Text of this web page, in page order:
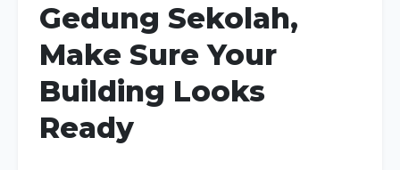
Gedung Sekolah,
Make Sure Your
Building Looks
Ready